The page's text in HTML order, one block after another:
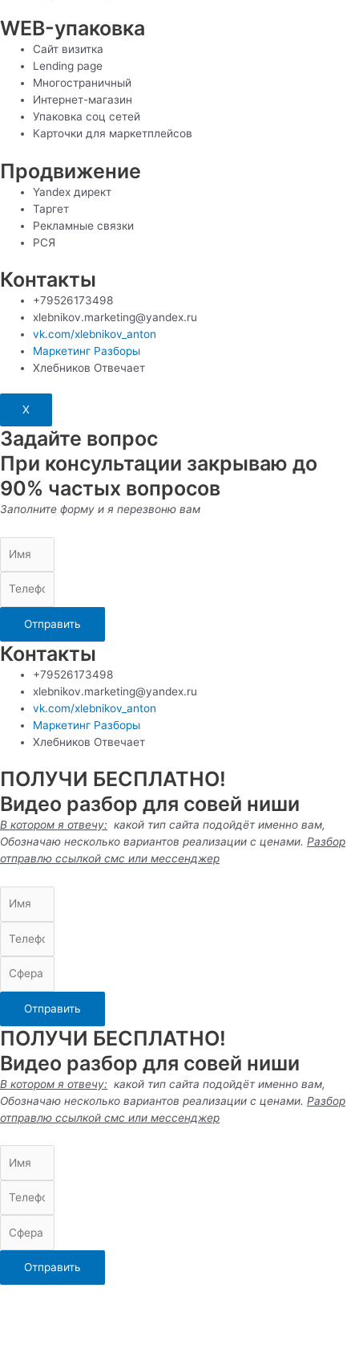
WEB-упаковка
Сайт визитка
Lending page
Многостраничный
Интернет-магазин
Упаковка соц сетей
Карточки для маркетплейсов
Продвижение
Yandex директ
Таргет
Рекламные связки
РСЯ
Контакты
+79526173498
xlebnikov.marketing@yandex.ru
vk.com/xlebnikov_anton
Маркетинг Разборы
Хлебников Отвечает
X
Задайте вопрос
При консультации закрываю до
90% частых вопросов
Заполните форму и я перезвоню вам
Отправить
Контакты
+79526173498
xlebnikov.marketing@yandex.ru
vk.com/xlebnikov_anton
Маркетинг Разборы
Хлебников Отвечает
ПОЛУЧИ БЕСПЛАТНО!
Видео разбор для совей ниши
В котором я отвечу: какой тип сайта подойдёт именно вам,
Обозначаю несколько вариантов реализации с ценами. Разбор
отправлю ссылкой смс или мессенджер
Отправить
ПОЛУЧИ БЕСПЛАТНО!
Видео разбор для совей ниши
В котором я отвечу: какой тип сайта подойдёт именно вам,
Обозначаю несколько вариантов реализации с ценами. Разбор
отправлю ссылкой смс или мессенджер
Отправить